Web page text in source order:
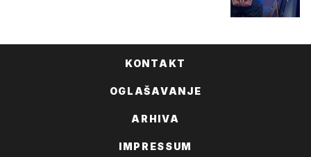
KONTAKT
OGLAŠAVANJE
ARHIVA
IMPRESSUM